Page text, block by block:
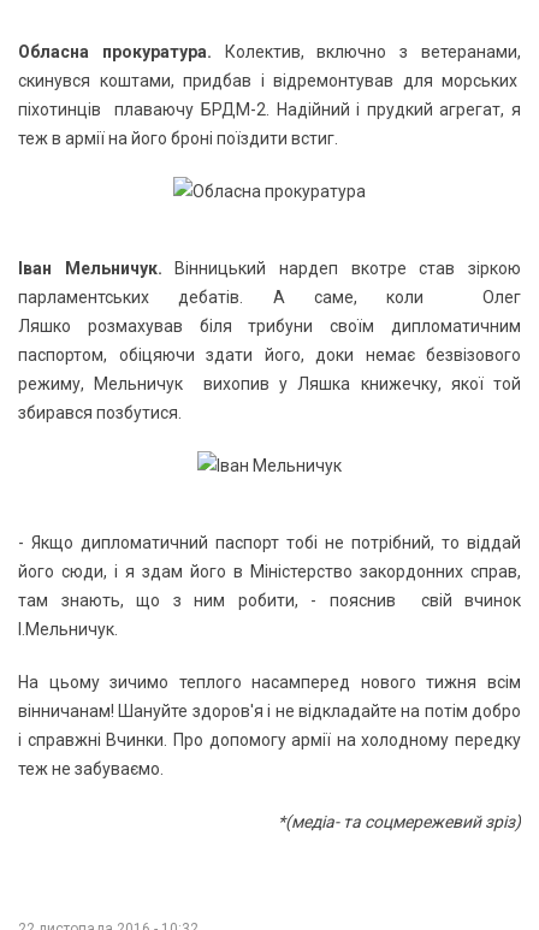
Обласна прокуратура. Колектив, включно з ветеранами,
скинувся коштами, придбав і відремонтував для морських
піхотинців плаваючу БРДМ-2. Надійний і прудкий агрегат, я
теж в армії на його броні поїздити встиг.
Іван Мельничук. Вінницький нардеп вкотре став зіркою
парламентських дебатів. А саме, коли Олег
Ляшко розмахував біля трибуни своїм дипломатичним
паспортом, обіцяючи здати його, доки немає безвізового
режиму, Мельничук вихопив у Ляшка книжечку, якої той
збирався позбутися.
- Якщо дипломатичний паспорт тобі не потрібний, то віддай
його сюди, і я здам його в Міністерство закордонних справ,
там знають, що з ним робити, - пояснив свій вчинок
І.Мельничук.
На цьому зичимо теплого насамперед нового тижня всім
вінничанам! Шануйте здоров'я і не відкладайте на потім добро
і справжні Вчинки. Про допомогу армії на холодному передку
теж не забуваємо.
*(медіа- та соцмережевий зріз)